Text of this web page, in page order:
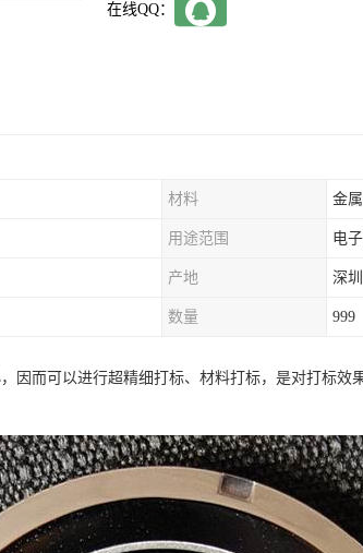
在线QQ：
材料 金
用途范围 电
产地 深
数量 999
因而可以进行超精细打标、材料打标，是对打标效